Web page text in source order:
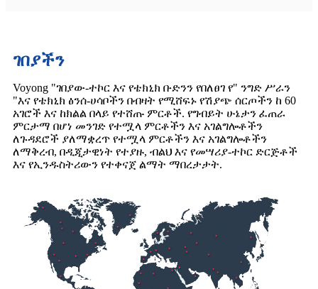
ገበያችን
Voyong "ገበያው-ተኮር እና የቴክኒክ ቡድንን የበለፀገ የ" ንግድ ሥራን
"እና የቴክኒክ ፅንሰ-ሀሳቦችን በብዛት የሚሸፍኑ የሽያጭ ሰርጦችን ከ 60
አገሮች እና ከክልል በላይ የተሸጡ ምርቶች. የግብይት ሁኔታን ፈጠራ
ምርታማ በሆነ መንገድ የተሟላ ምርቶችን እና አገልግሎቶችን
ለጉዳደሮች ያለማቋረጥ የተሟላ ምርቶችን እና አገልግሎቶችን
ለማቅረብ, በዲጂታዊነት የተያዙ, ብልህ እና የመሣሪያ-ተኮር ድርጅቶች
እና የኢንዱስትሪውን የተቀናጀ ልማት ማበረታታት.